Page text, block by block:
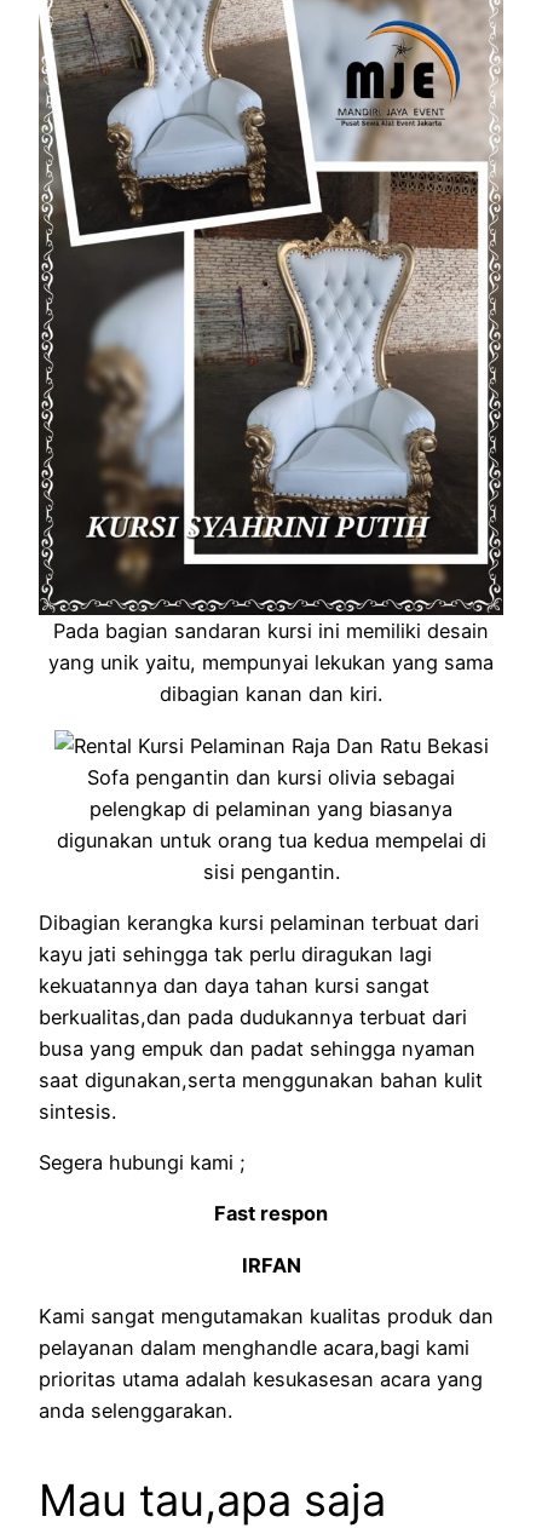
Pada bagian sandaran kursi ini memiliki desain
yang unik yaitu, mempunyai lekukan yang sama
dibagian kanan dan kiri.
Sofa pengantin dan kursi olivia sebagai
pelengkap di pelaminan yang biasanya
digunakan untuk orang tua kedua mempelai di
sisi pengantin.
Dibagian kerangka kursi pelaminan terbuat dari
kayu jati sehingga tak perlu diragukan lagi
kekuatannya dan daya tahan kursi sangat
berkualitas,dan pada dudukannya terbuat dari
busa yang empuk dan padat sehingga nyaman
saat digunakan,serta menggunakan bahan kulit
sintesis.
Segera hubungi kami ;
Fast respon
IRFAN
Kami sangat mengutamakan kualitas produk dan
pelayanan dalam menghandle acara,bagi kami
prioritas utama adalah kesukasesan acara yang
anda selenggarakan.
Mau tau,apa saja